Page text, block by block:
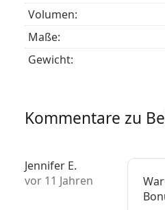
Volumen:
Maße:
Gewicht:
Kommentare zu
Jennifer E.
vor 11 Jahren